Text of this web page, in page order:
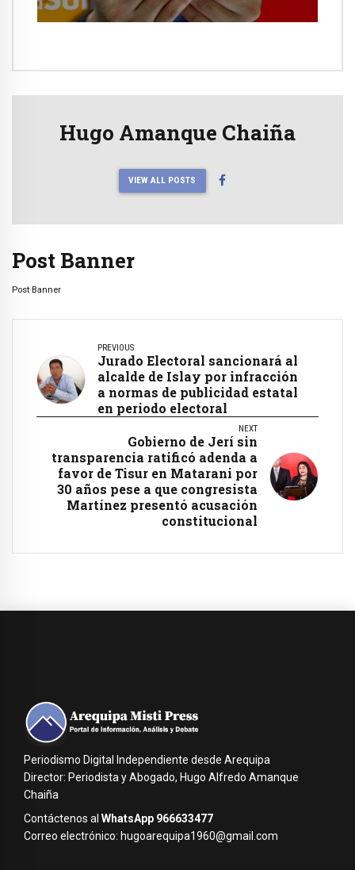
Hugo Amanque Chaiña
VIEW ALL POSTS
Post Banner
Post Banner
PREVIOUS
Jurado Electoral sancionará al
alcalde de Islay por infracción
a normas de publicidad estatal
en periodo electoral
NEXT
Gobierno de Jerí sin
transparencia ratificó adenda a
favor de Tisur en Matarani por
30 años pese a que congresista
Martínez presentó acusación
constitucional
Periodismo Digital Independiente desde Arequipa
Director: Periodista y Abogado, Hugo Alfredo Amanque
Chaiña
Contáctenos al WhatsApp 966633477
Correo electrónico: hugoarequipa1960@gmail.com